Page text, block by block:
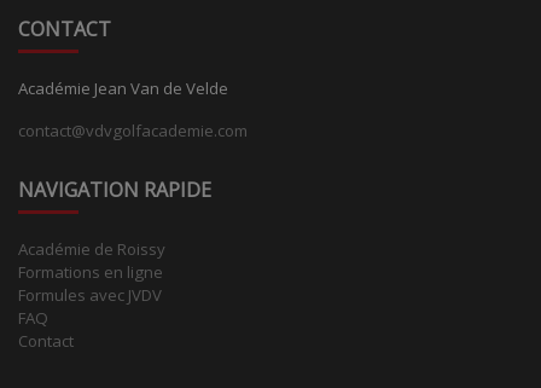
CONTACT
Académie Jean Van de Velde
contact@vdvgolfacademie.com
NAVIGATION RAPIDE
Académie de Roissy
Formations en ligne
Formules avec JVDV
FAQ
Contact